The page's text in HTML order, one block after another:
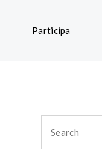
Participa
for: